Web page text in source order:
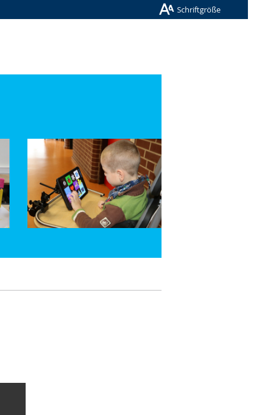
Schriftgröße